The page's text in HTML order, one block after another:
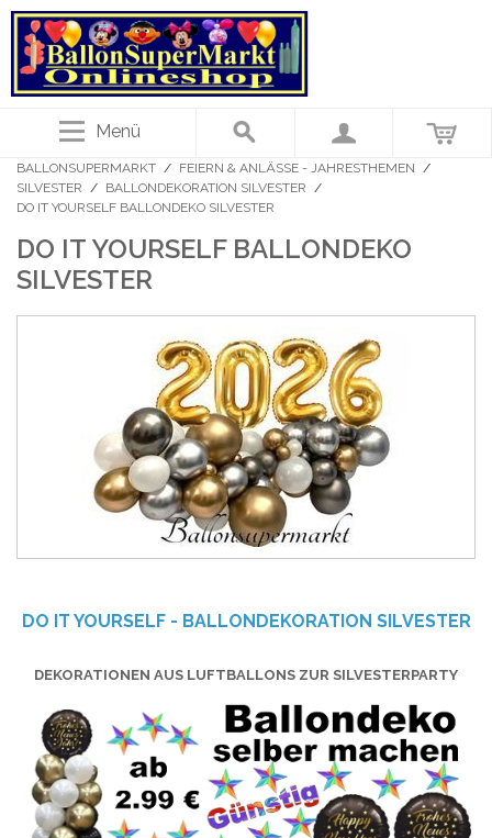
Menü
BALLONSUPERMARKT / FEIERN & ANLÄSSE - JAHRESTHEMEN /
SILVESTER / BALLONDEKORATION SILVESTER /
DO IT YOURSELF BALLONDEKO SILVESTER
DO IT YOURSELF BALLONDEKO
SILVESTER
DO IT YOURSELF - BALLONDEKORATION SILVESTER
DEKORATIONEN AUS LUFTBALLONS ZUR SILVESTERPARTY